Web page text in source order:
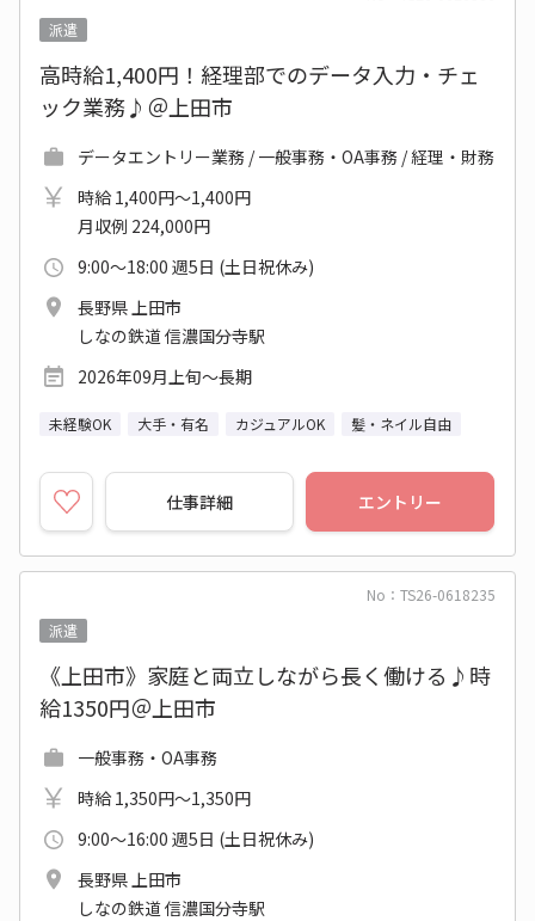
派遣
高時給1,400円！経理部でのデータ入力・チェ
ック業務♪＠上田市
データエントリー業務 / 一般事務・OA事務 / 経理・財務
時給 1,400円～1,400円
月収例 224,000円
9:00～18:00 週5日 (土日祝休み)
長野県 上田市
しなの鉄道 信濃国分寺駅
2026年09月上旬～長期
未経験OK 大手・有名 カジュアルOK 髪・ネイル自由
仕事詳細 エントリー
No：TS26-0618235
派遣
《上田市》家庭と両立しながら長く働ける♪時
給1350円＠上田市
一般事務・OA事務
時給 1,350円～1,350円
9:00～16:00 週5日 (土日祝休み)
長野県 上田市
しなの鉄道 信濃国分寺駅